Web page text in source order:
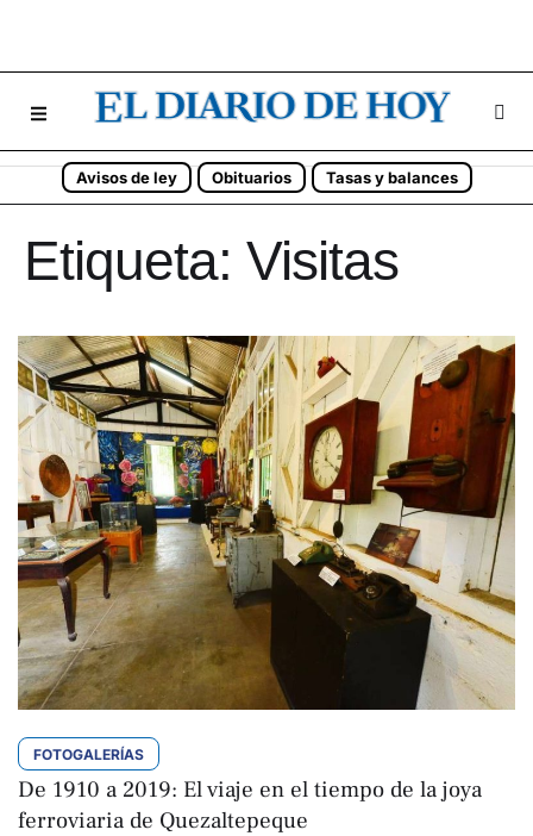
Avisos de ley Obituarios Tasas y balances
Etiqueta: Visitas
FOTOGALERÍAS
De 1910 a 2019: El viaje en el tiempo de la joya
ferroviaria de Quezaltepeque